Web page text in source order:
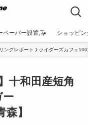
ペーパー設置店 ショッピン
ングレポート ライダーズカフェ
十和田産短角
ー
】